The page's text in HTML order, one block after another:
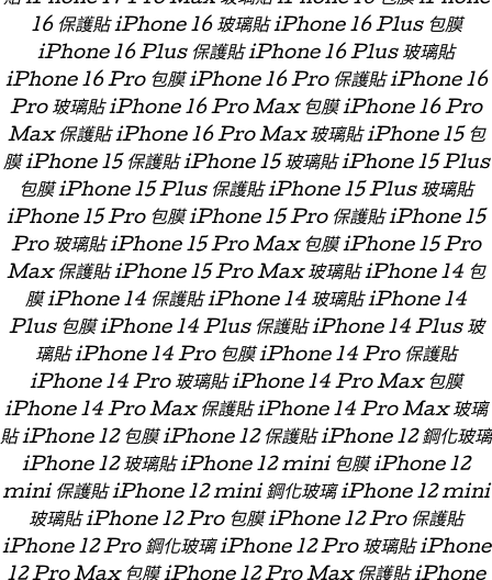
16 保護貼 iPhone 16 玻璃貼 iPhone 16 Plus 包膜
iPhone 16 Plus 保護貼 iPhone 16 Plus 玻璃貼
iPhone 16 Pro 包膜 iPhone 16 Pro 保護貼 iPhone 16
Pro 玻璃貼 iPhone 16 Pro Max 包膜 iPhone 16 Pro
Max 保護貼 iPhone 16 Pro Max 玻璃貼 iPhone 15 包
膜 iPhone 15 保護貼 iPhone 15 玻璃貼 iPhone 15 Plus
包膜 iPhone 15 Plus 保護貼 iPhone 15 Plus 玻璃貼
iPhone 15 Pro 包膜 iPhone 15 Pro 保護貼 iPhone 15
Pro 玻璃貼 iPhone 15 Pro Max 包膜 iPhone 15 Pro
Max 保護貼 iPhone 15 Pro Max 玻璃貼 iPhone 14 包
膜 iPhone 14 保護貼 iPhone 14 玻璃貼 iPhone 14
Plus 包膜 iPhone 14 Plus 保護貼 iPhone 14 Plus 玻
璃貼 iPhone 14 Pro 包膜 iPhone 14 Pro 保護貼
iPhone 14 Pro 玻璃貼 iPhone 14 Pro Max 包膜
iPhone 14 Pro Max 保護貼 iPhone 14 Pro Max 玻璃
貼 iPhone 12 包膜 iPhone 12 保護貼 iPhone 12 鋼化玻璃
iPhone 12 玻璃貼 iPhone 12 mini 包膜 iPhone 12
mini 保護貼 iPhone 12 mini 鋼化玻璃 iPhone 12 mini
玻璃貼 iPhone 12 Pro 包膜 iPhone 12 Pro 保護貼
iPhone 12 Pro 鋼化玻璃 iPhone 12 Pro 玻璃貼 iPhone
12 Pro Max 包膜 iPhone 12 Pro Max 保護貼 iPhone